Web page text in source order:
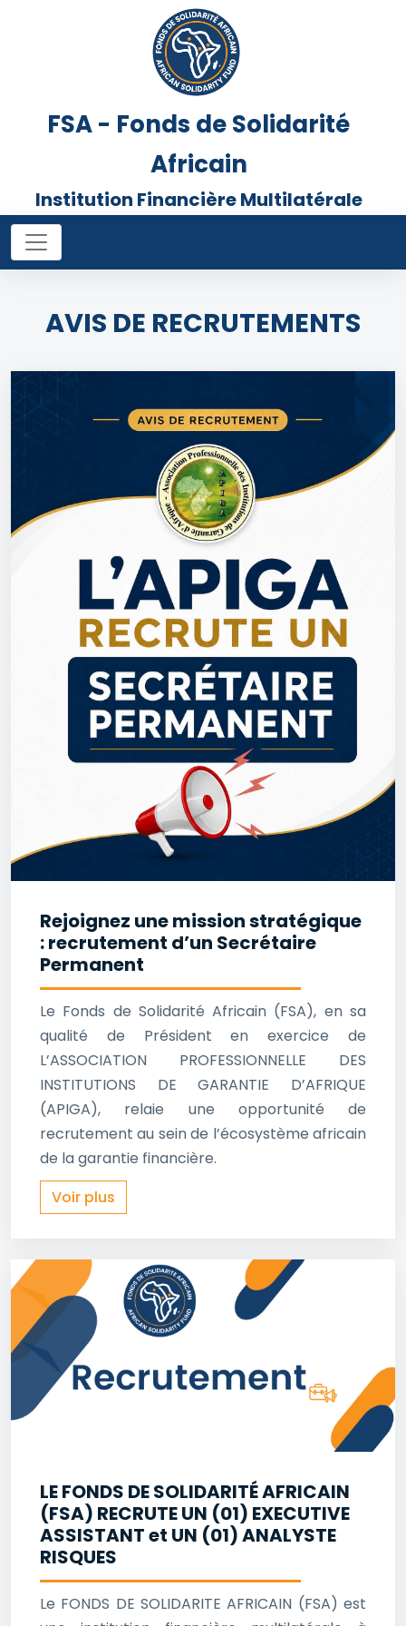
FSA - Fonds de Solidarité
Africain
Institution Financière Multilatérale
AVIS DE RECRUTEMENTS
Rejoignez une mission stratégique
: recrutement d’un Secrétaire
Permanent
Le Fonds de Solidarité Africain (FSA), en sa
qualité de Président en exercice de
L’ASSOCIATION PROFESSIONNELLE DES
INSTITUTIONS DE GARANTIE D’AFRIQUE
(APIGA), relaie une opportunité de
recrutement au sein de l’écosystème africain
de la garantie financière.
Voir plus
LE FONDS DE SOLIDARITÉ AFRICAIN
(FSA) RECRUTE UN (01) EXECUTIVE
ASSISTANT et UN (01) ANALYSTE
RISQUES
Le FONDS DE SOLIDARITE AFRICAIN (FSA) est